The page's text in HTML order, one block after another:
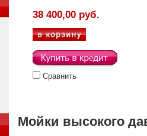
38 400,00 руб.
Сравнить
Мойки высокого